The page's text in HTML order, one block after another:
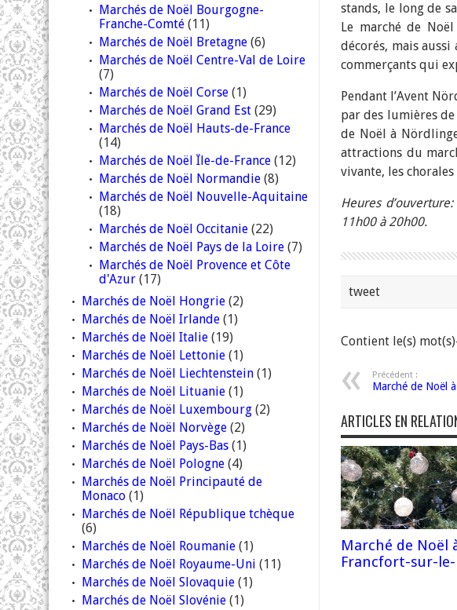
stands, le long de
Le marché de
décorés, mais
commerçants qui
Pendant l’Avent
par des lumières
de Noël à
attractions du
vivante, les
Heures
11h00 à 20h00.
tweet
Contient le(s)
Précédent :
Marché de Noël
ARTICLES EN
Marché de Noël
Francfort-sur-
Marchés de Noël Bourgogne-
Franche-Comté (11)
Marchés de Noël Bretagne (6)
Marchés de Noël Centre-Val de Loire
(7)
Marchés de Noël Corse (1)
Marchés de Noël Grand Est (29)
Marchés de Noël Hauts-de-France
(14)
Marchés de Noël Île-de-France (12)
Marchés de Noël Normandie (8)
Marchés de Noël Nouvelle-Aquitaine
(18)
Marchés de Noël Occitanie (22)
Marchés de Noël Pays de la Loire (7)
Marchés de Noël Provence et Côte
d'Azur (17)
Marchés de Noël Hongrie (2)
Marchés de Noël Irlande (1)
Marchés de Noël Italie (19)
Marchés de Noël Lettonie (1)
Marchés de Noël Liechtenstein (1)
Marchés de Noël Lituanie (1)
Marchés de Noël Luxembourg (2)
Marchés de Noël Norvège (2)
Marchés de Noël Pays-Bas (1)
Marchés de Noël Pologne (4)
Marchés de Noël Principauté de
Monaco (1)
Marchés de Noël République tchèque
(6)
Marchés de Noël Roumanie (1)
Marchés de Noël Royaume-Uni (11)
Marchés de Noël Slovaquie (1)
Marchés de Noël Slovénie (1)